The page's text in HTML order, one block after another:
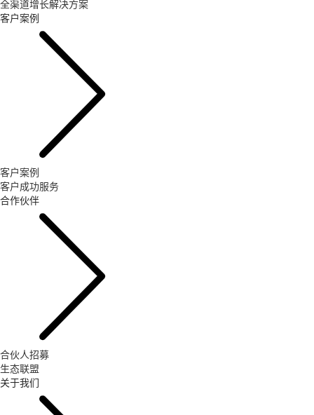
全渠道增长解决方案
客户案例
客户案例
客户成功服务
合作伙伴
合伙人招募
生态联盟
关于我们